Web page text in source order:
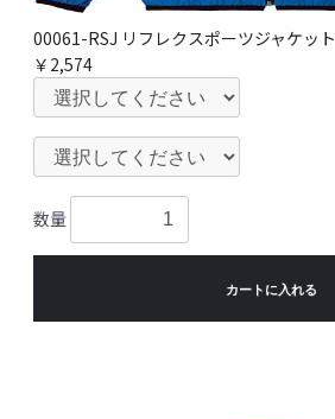
00061-RSJ リフレクスポーツジャケット
￥2,574
数量
カートに入れる